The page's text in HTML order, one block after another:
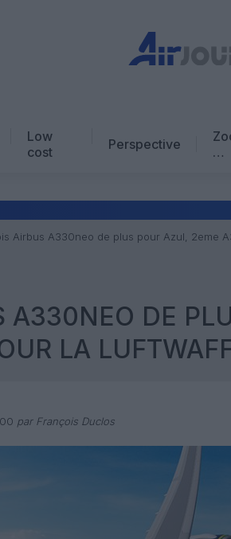
Low
cost
Perspective
…
Airbus A330neo de plus pour Azul, 2eme
A330NEO DE
LA
par François Duclos